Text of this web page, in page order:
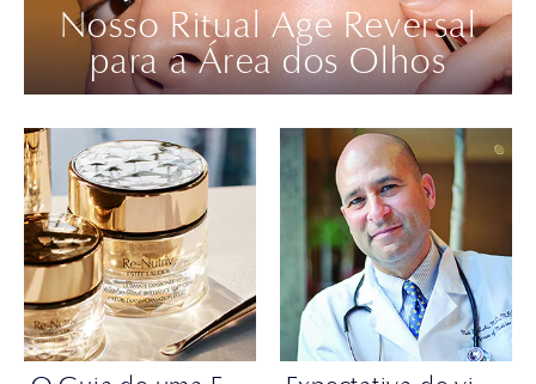
Nosso Ritual Age Reversal
para a Área dos Olhos